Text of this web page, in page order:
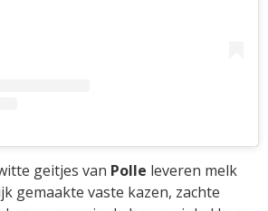
geitjes van Polle leveren melk
gemaakte vaste kazen, zachte